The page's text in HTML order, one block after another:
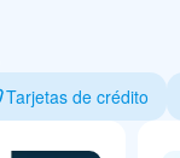
Tarjetas de crédito